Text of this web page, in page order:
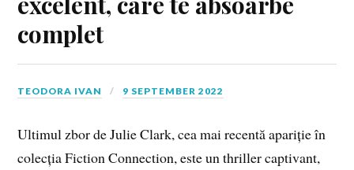
complet
TEODORA IVAN 9 SEPTEMBER 2022
Ultimul zbor de Julie Clark, cea mai recentă apariție în
colecția Fiction Connection, este un thriller captivant,